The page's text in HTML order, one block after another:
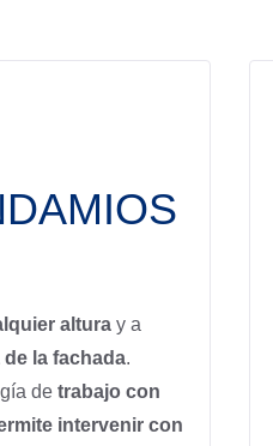
altura y a
la fachada.
de trabajo con
intervenir con